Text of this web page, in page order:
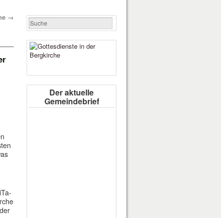
→
Der aktuelle
Gemeindebrief